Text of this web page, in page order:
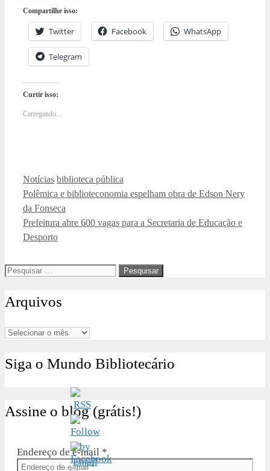
Compartilhe isso:
Twitter Facebook WhatsApp
Telegram
Curtir isso:
Carregando...
Categorias
Notícias Tags
biblioteca pública
Polêmica e biblioteconomia espelham obra de Edson Nery
da Fonseca
Prefeitura abre 600 vagas para a Secretaria de Educação e
Desporto
Pesquisar
Arquivos
Arquivos
Siga o Mundo Bibliotecário
Assine o blog (grátis!)
Endereço de e-mail *